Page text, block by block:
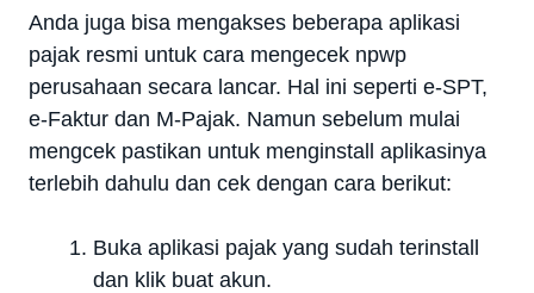
Anda juga bisa mengakses beberapa aplikasi
pajak resmi untuk cara mengecek npwp
perusahaan secara lancar. Hal ini seperti e-SPT,
e-Faktur dan M-Pajak. Namun sebelum mulai
mengcek pastikan untuk menginstall aplikasinya
terlebih dahulu dan cek dengan cara berikut:
Buka aplikasi pajak yang sudah terinstall
dan klik buat akun.